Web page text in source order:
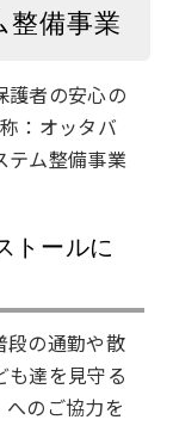
整備事業
護者の安心の
：オッタバ
テム整備事業
トールに
段の通勤や散
も達を見守る
へのご協力を